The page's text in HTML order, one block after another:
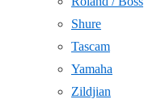
Shure
Tascam
Yamaha
Zildjian